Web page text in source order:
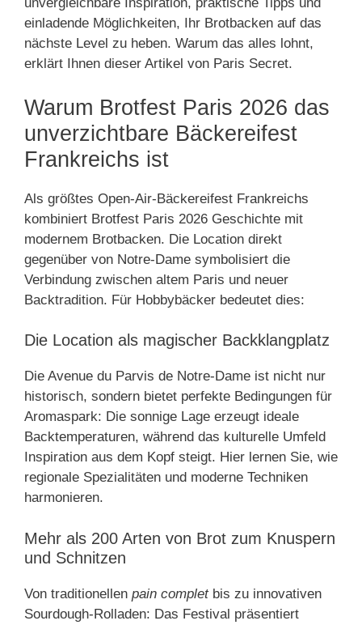
einladende Möglichkeiten, Ihr Brotbacken auf das
nächste Level zu heben. Warum das alles lohnt,
erklärt Ihnen dieser Artikel von Paris Secret.
Warum Brotfest Paris 2026 das
unverzichtbare Bäckereifest
Frankreichs ist
Als größtes Open-Air-Bäckereifest Frankreichs
kombiniert Brotfest Paris 2026 Geschichte mit
modernem Brotbacken. Die Location direkt
gegenüber von Notre-Dame symbolisiert die
Verbindung zwischen altem Paris und neuer
Backtradition. Für Hobbybäcker bedeutet dies:
Die Location als magischer Backklangplatz
Die Avenue du Parvis de Notre-Dame ist nicht nur
historisch, sondern bietet perfekte Bedingungen für
Aromaspark: Die sonnige Lage erzeugt ideale
Backtemperaturen, während das kulturelle Umfeld
Inspiration aus dem Kopf steigt. Hier lernen Sie, wie
regionale Spezialitäten und moderne Techniken
harmonieren.
Mehr als 200 Arten von Brot zum Knuspern
und Schnitzen
Von traditionellen pain completbis zu innovativen
Sourdough-Rolladen: Das Festival präsentiert